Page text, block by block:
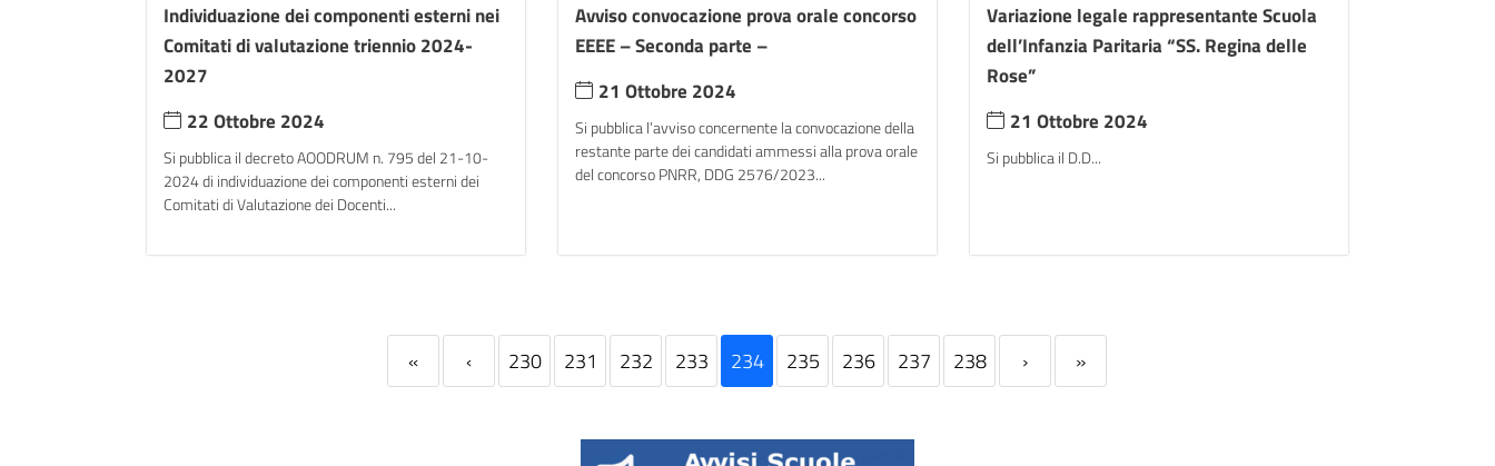
Individuazione dei componenti esterni nei
Comitati di valutazione triennio 2024-
2027
22 Ottobre 2024
Si pubblica il decreto AOODRUM n. 795 del 21-10-
2024 di individuazione dei componenti esterni dei
Comitati di Valutazione dei Docenti...
Avviso convocazione prova orale concorso
EEEE – Seconda parte –
21 Ottobre 2024
Si pubblica l’avviso concernente la convocazione della
restante parte dei candidati ammessi alla prova orale
del concorso PNRR, DDG 2576/2023...
Variazione legale rappresentante Scuola
dell’Infanzia Paritaria “SS. Regina delle
Rose”
21 Ottobre 2024
Si pubblica il D.D...
« ‹ 230 231 232 233 234 235 236 237 238 › »